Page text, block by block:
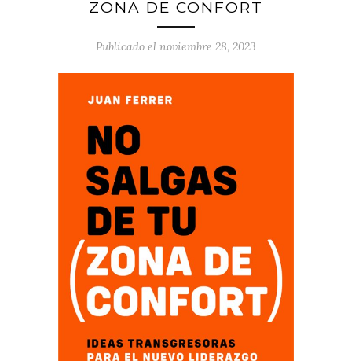
ZONA DE CONFORT
Publicado el noviembre 28, 2023